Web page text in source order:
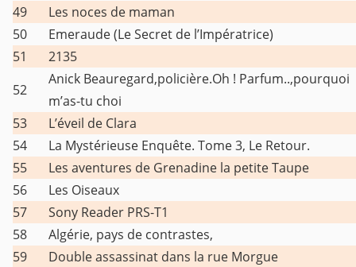
49
Les noces de maman
50
Emeraude (Le Secret de l’Impératrice)
51
2135
52
Anick Beauregard,policière.Oh ! Parfum..,pourquoi
m’as-tu choi
53
L’éveil de Clara
54
La Mystérieuse Enquête. Tome 3, Le Retour.
55
Les aventures de Grenadine la petite Taupe
56
Les Oiseaux
57
Sony Reader PRS-T1
58
Algérie, pays de contrastes,
59
Double assassinat dans la rue Morgue